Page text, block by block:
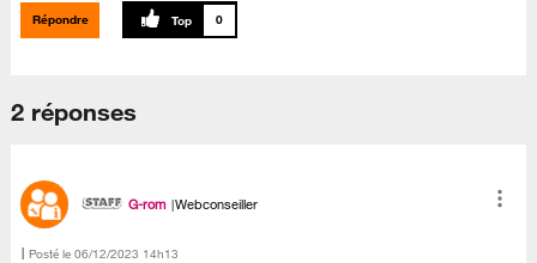
Répondre 0
2 réponses
G-rom Webconseiller
Posté le ‎06/12/2023 14h13